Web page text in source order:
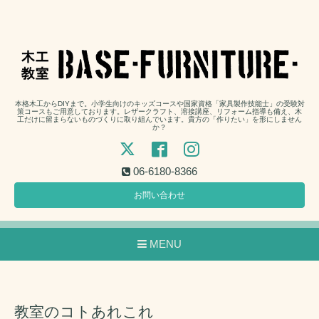
本格木工からDIYまで。小学生向けのキッズコースや国家資格「家具製作技能士」の受験対
策コースもご用意しております。レザークラフト、溶接講座、リフォーム指導も備え、木
工だけに留まらないものづくりに取り組んでいます。貴方の「作りたい」を形にしません
か？
06-6180-8366
お問い合わせ
MENU
教室のコトあれこれ